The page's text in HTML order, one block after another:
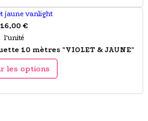
16,00 €
l'unité
10 mètres "VIOLET & JAUNE"
les options